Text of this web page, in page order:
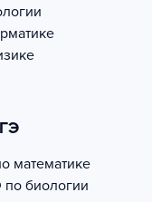
математике
биологии